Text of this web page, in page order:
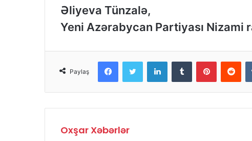
Əliyeva Tünzalə,
Yeni Azərabycan Partiyası Nizami
Paylaş
Oxşar Xəbərlər